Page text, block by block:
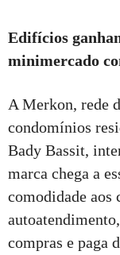
Edifícios
minimercado
A Merkon, rede
condomínios
Bady Bassit,
marca chega a
comodidade aos
compras e paga